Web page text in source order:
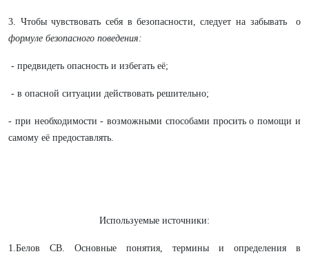
3. Чтобы чувствовать себя в безопасности, следует на забывать о
формуле безопасного поведения:
- предвидеть опасность и избегать её;
- в опасной ситуации действовать решительно;
- при необходимости - возможными способами просить о помощи и
самому её предоставлять.
Используемые источники:
1.Белов СВ. Основные понятия, термины и определения в